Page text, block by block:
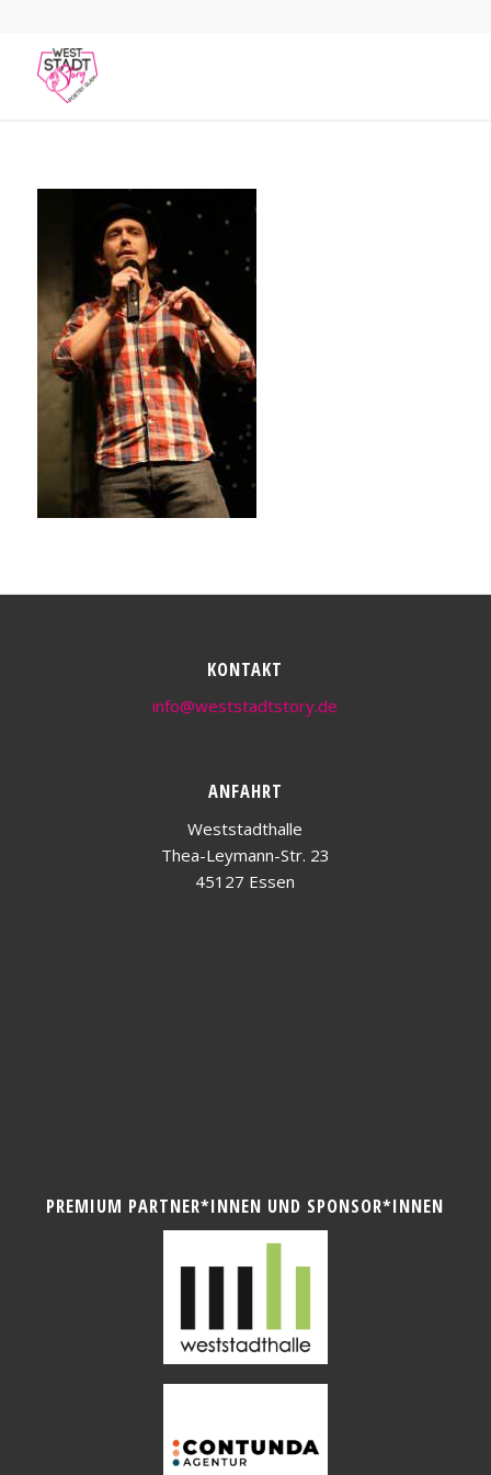
KONTAKT
info@weststadtstory.de
ANFAHRT
Weststadthalle
Thea-Leymann-Str. 23
45127 Essen
PREMIUM PARTNER*INNEN UND SPONSOR*INNEN